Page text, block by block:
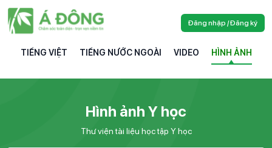
TIẾNG VIỆT TIẾNG NƯỚC NGOÀI VIDEO HÌNH ẢNH
Đăng nhập / Đăng ký
Hình ảnh Y học
Thư viện tài liệu học tập Y học